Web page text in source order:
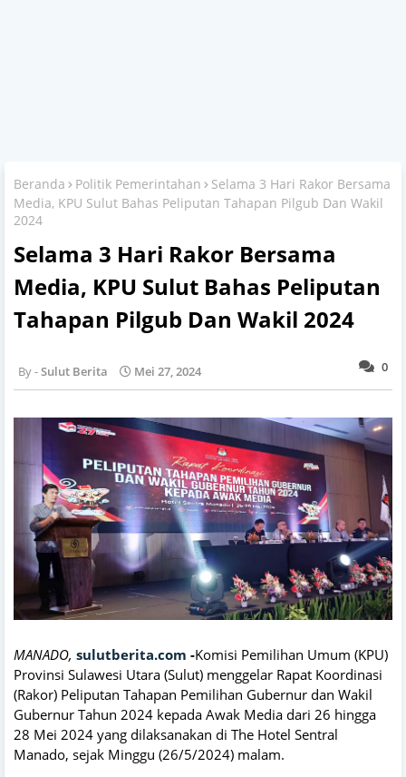
Beranda Politik Pemerintahan
Selama 3 Hari Rakor Bersama
Media, KPU Sulut Bahas Peliputan Tahapan Pilgub Dan Wakil
2024
Selama 3 Hari Rakor Bersama
Media, KPU Sulut Bahas Peliputan
Tahapan Pilgub Dan Wakil 2024
0
Sulut Berita Mei 27, 2024
MANADO, sulutberita.com -Komisi Pemilihan Umum (KPU)
Provinsi Sulawesi Utara (Sulut) menggelar Rapat Koordinasi
(Rakor) Peliputan Tahapan Pemilihan Gubernur dan Wakil
Gubernur Tahun 2024 kepada Awak Media dari 26 hingga
28 Mei 2024 yang dilaksanakan di The Hotel Sentral
Manado, sejak Minggu (26/5/2024) malam.